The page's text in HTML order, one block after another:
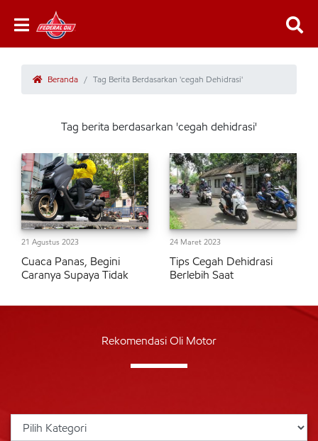
Beranda Tag Berita Berdasarkan 'cegah Dehidrasi'
Tag berita berdasarkan 'cegah dehidrasi'
21 Agustus 2023
Cuaca Panas, Begini
Caranya Supaya Tidak
24 Maret 2023
Tips Cegah Dehidrasi
Berlebih Saat
Rekomendasi Oli Motor